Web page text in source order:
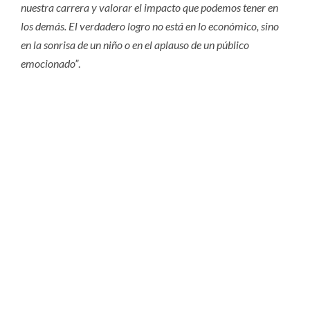
nuestra carrera y valorar el impacto que podemos tener en
los demás. El verdadero logro no está en lo económico, sino
en la sonrisa de un niño o en el aplauso de un público
emocionado”.